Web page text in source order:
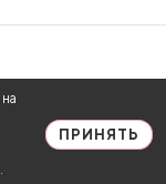
на
.
ПРИНЯТЬ